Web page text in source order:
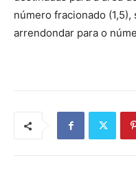
número fracionado
arrendondar para o